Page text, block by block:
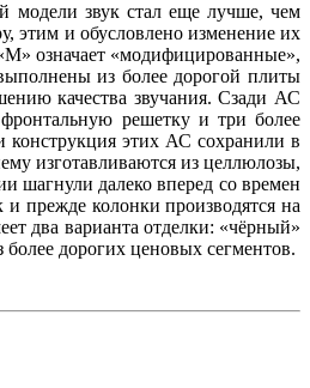
модели звук стал еще лучше, чем
этим и обусловлено изменение их
означает «модифицированные»,
из более дорогой плиты
качества звучания. Сзади АС
решетку и три более
этих АС сохранили в
изготавливаются из целлюлозы,
шагнули далеко вперед со времен
прежде колонки производятся на
два варианта отделки: «чёрный»
дорогих ценовых сегментов.